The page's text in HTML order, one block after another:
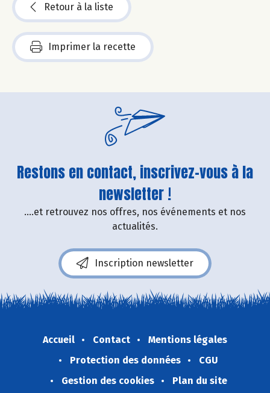
Retour à la liste
Imprimer la recette
Restons en contact, inscrivez-vous à la
newsletter !
....et retrouvez nos offres, nos événements et nos
actualités.
Inscription newsletter
Accueil Contact
Mentions légales
Protection des données
CGU
Gestion des cookies
Plan du site